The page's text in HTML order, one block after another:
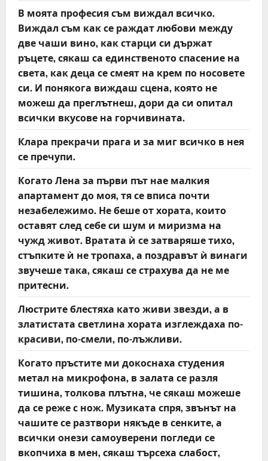
В моята професия съм виждал всичко.
Виждал съм как се раждат любови между
две чаши вино, как старци си държат
ръцете, сякаш са единственото спасение на
света, как деца се смеят на крем по носовете
си. И понякога виждаш сцена, която не
можеш да преглътнеш, дори да си опитал
всички вкусове на горчивината.
Клара прекрачи прага и за миг всичко в нея
се пречупи.
Когато Лена за първи път нае малкия
апартамент до моя, тя се вписа почти
незабележимо. Не беше от хората, които
оставят след себе си шум и миризма на
чужд живот. Вратата ѝ се затваряше тихо,
стъпките ѝ не тропаха, а поздравът ѝ винаги
звучеше така, сякаш се страхува да не ме
притесни.
Люстрите блестяха като живи звезди, а в
златистата светлина хората изглеждаха по-
красиви, по-смели, по-лъжливи.
Когато пръстите ми докоснаха студения
метал на микрофона, в залата се разля
тишина, толкова плътна, че сякаш можеше
да се реже с нож. Музиката спря, звънът на
чашите се разтвори някъде в сенките, а
всички онези самоуверени погледи се
вкопчиха в мен, сякаш търсеха слабост,